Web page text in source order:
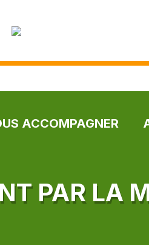
ACCOMPAGNER
PAR LA